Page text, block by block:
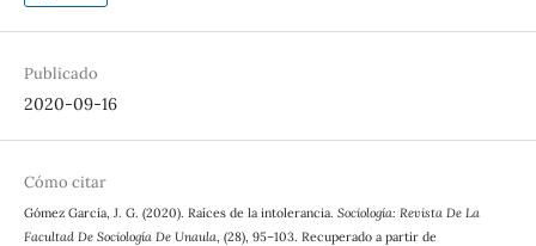
Publicado
2020-09-16
Cómo citar
Gómez García, J. G. (2020). Raíces de la intolerancia. Sociología: Revista De La
Facultad De Sociología De Unaula, (28), 95–103. Recuperado a partir de